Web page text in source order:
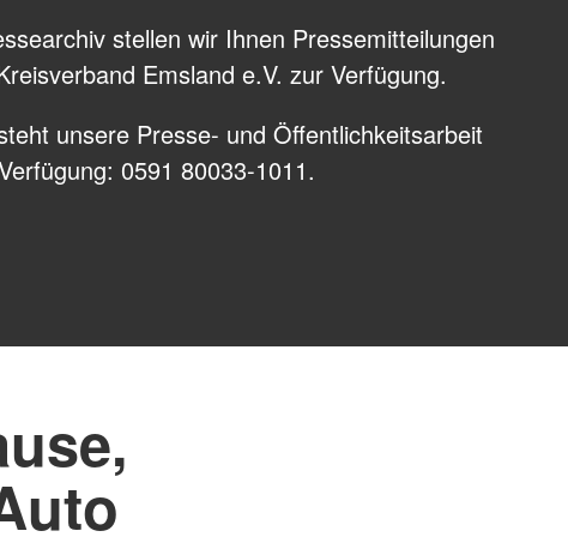
& Rettung
Spenden
Blutspendetermine
Bereitschaften
Das DRK
stellen wir Ihnen Pressemitteilungen
Emsland e.V. zur Verfügung.
unsere Presse- und Öffentlichkeitsarbeit
0591 80033-1011.